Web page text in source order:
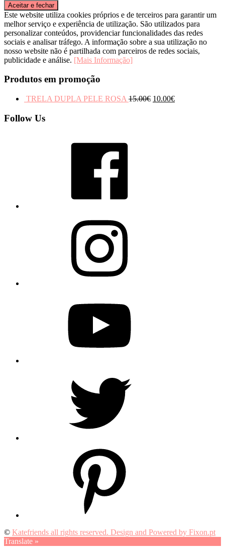
Este website utiliza cookies próprios e de terceiros para garantir um
melhor serviço e experiência de utilização. São utilizados para
personalizar conteúdos, providenciar funcionalidades das redes
sociais e analisar tráfego. A informação sobre a sua utilização no
nosso website não é partilhada com parceiros de redes sociais,
publicidade e análise. [Mais Informação]
Produtos em promoção
TRELA DUPLA PELE ROSA 15.00€ 10.00€
Follow Us
© Katefriends all rights reserved. Design and Powered by Fixon.pt
Translate »